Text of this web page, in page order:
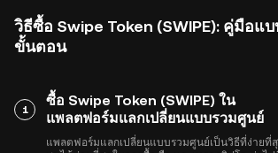
วิธีซื้อ Swipe Token (SWIPE): คู่มือแ
ขั้นตอน
1
ซื้อ Swipe Token (SWIPE) ใน
แพลตฟอร์มแลกเปลี่ยนแบบรวมศูนย์
แพลตฟอร์มแลกเปลี่ยนแบบรวมศูนย์เป็นวิธีที่ง่ายที่